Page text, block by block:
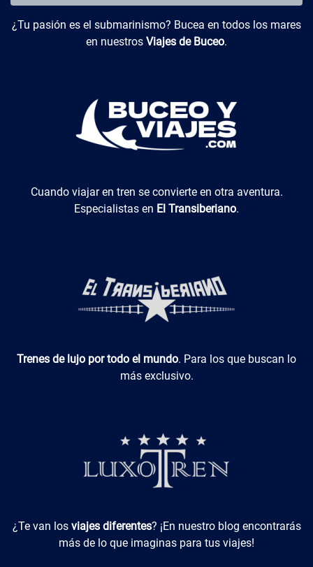
Buceo y Viajes
¿Tu pasión es el submarinismo? Bucea en todos los mares
en nuestros Viajes de Buceo.
El Transiberiano
Cuando viajar en tren se convierte en otra aventura.
Especialistas en El Transiberiano.
Luxotren
Trenes de lujo por todo el mundo. Para los que buscan lo
más exclusivo.
Viajes Diferentes
¿Te van los viajes diferentes? ¡En nuestro blog encontrarás
más de lo que imaginas para tus viajes!